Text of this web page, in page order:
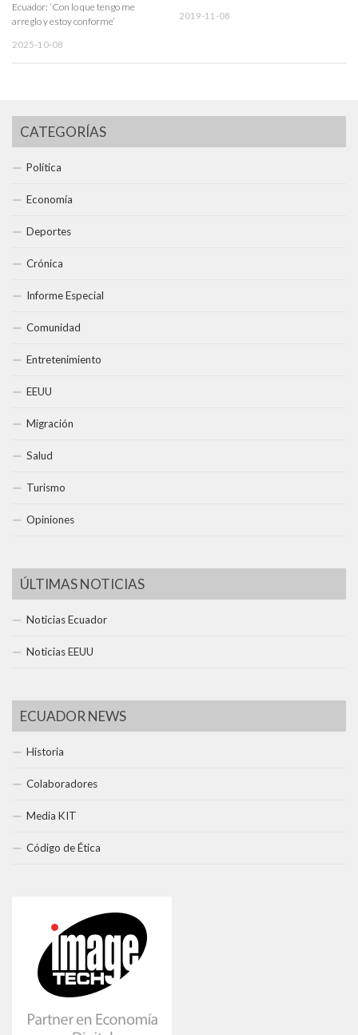
Ecuador: ‘Con lo que tengo me
arreglo y estoy conforme’
2025-10-08
2019-11-08
CATEGORÍAS
Política
Economía
Deportes
Crónica
Informe Especial
Comunidad
Entretenimiento
EEUU
Migración
Salud
Turismo
Opiniones
ÚLTIMAS NOTICIAS
Noticias Ecuador
Noticias EEUU
ECUADOR NEWS
Historia
Colaboradores
Media KIT
Código de Ética